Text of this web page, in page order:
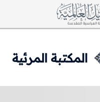
المكتبة المرئية